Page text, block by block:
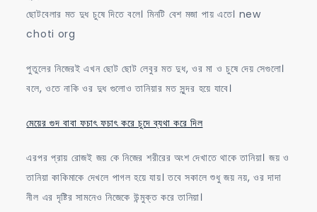
ছোটবেলার মত দুধ চুষে দিতে বলে। মিনটি বেশ মজা পায় এতে। new
choti org
পুতুলের নিজেরই এখন ছোট ছোট লেবুর মত দুধ, ওর মা ও চুষে দেয় সেগুলো।
বলে, ওতে নাকি ওর দুধ গুলোও তানিয়ার মত সুন্দর হয়ে যাবে।
মেয়ের গুদ বাবা ফচাৎ ফচাৎ করে চুদে ব্যথা করে দিল
এরপর প্রায় রোজই জয় কে নিজের শরীরের অংশ দেখাতে থাকে তানিয়া। জয় ও
তানিয়া কাকিমাকে দেখলে পাগল হয়ে যায়। তবে সকালে শুধু জয় নয়, ওর দাদা
নীল এর দৃষ্টির সামনেও নিজেকে উন্মুক্ত করে তানিয়া।